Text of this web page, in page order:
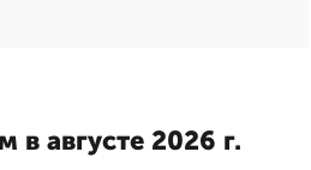
августе 2026 г.